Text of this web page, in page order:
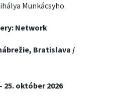
Munkácsyho.
Network
Bratislava /
25. október 2026